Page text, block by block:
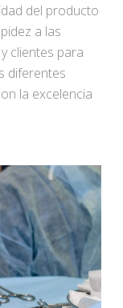
del producto
a las
clientes para
diferentes
la excelencia